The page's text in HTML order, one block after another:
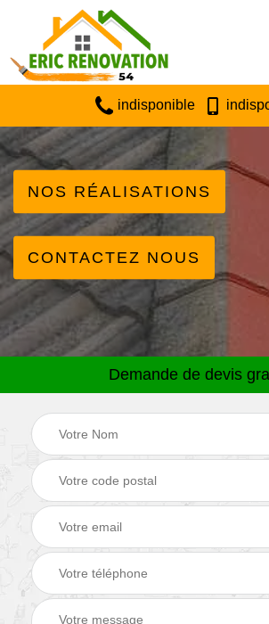
indisponible
NOS RÉALISATIONS
CONTACTEZ NOUS
Demande de devis